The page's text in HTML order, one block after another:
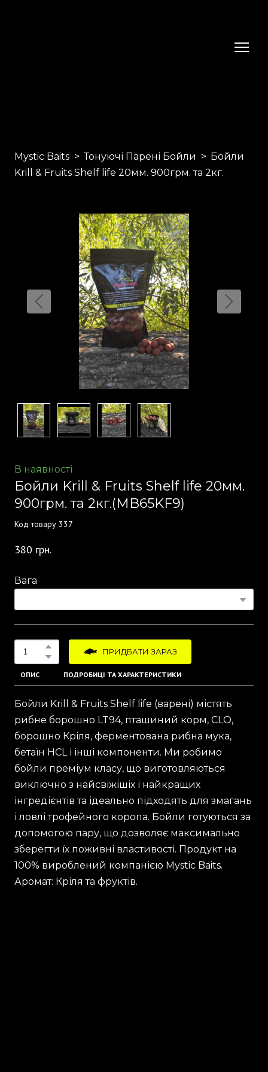
Mystic Baits Тонуючі Парені Бойли
Бойли
Krill & Fruits Shelf life 20мм. 900грм. та 2кг.
В наявності
Бойли Krill & Fruits Shelf life 20мм.
900грм. та 2кг.(MB65KF9)
Код товару 337
380 грн.
Вага
ПРИДБАТИ ЗАРАЗ
ОПИС ПОДРОБИЦІ ТА ХАРАКТЕРИСТИКИ
Бойли Krill & Fruits Shelf life (варені) містять
рибне борошно LT94, пташиний корм, CLO,
борошно Кріля, ферментована рибна мука,
бетаїн HCL і інші компоненти. Ми робимо
бойли преміум класу, що виготовляються
виключно з найсвіжішіх і найкращих
інгредієнтів та ідеально підходять для змагань
і ловлі трофейного коропа. Бойли готуються за
допомогою пару, що дозволяє максимально
зберегти їх поживні властивості. Продукт на
100% вироблений компанією Mystic Baits.
Аромат: Кріля та фруктів.